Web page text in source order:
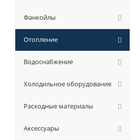
Фанкойлы
Отопление
Водоснабжение
Холодильное оборудование
Расходные материалы
Аксессуары